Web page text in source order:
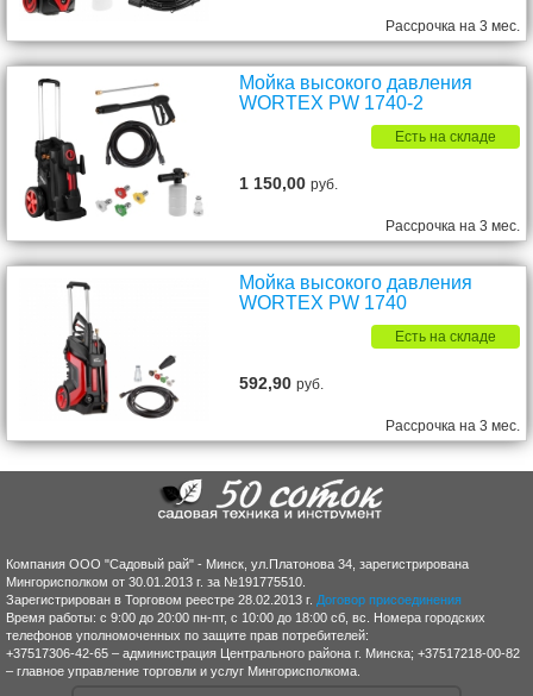
Рассрочка на 3 мес.
Мойка высокого давления
WORTEX PW 1740-2
Есть на складе
1 150,00руб.
Рассрочка на 3 мес.
Мойка высокого давления
WORTEX PW 1740
Есть на складе
592,90руб.
Рассрочка на 3 мес.
Компания ООО "Садовый рай" - Минск, ул.Платонова 34, зарегистрирована
Мингорисполком от 30.01.2013 г. за №191775510.
Зарегистрирован в Торговом реестре 28.02.2013 г. Договор присоединения
Время работы: с 9:00 до 20:00 пн-пт, с 10:00 до 18:00 сб, вс. Номера городских
телефонов уполномоченных по защите прав потребителей:
+37517306-42-65 – администрация Центрального района г. Минска; +37517218-00-82
– главное управление торговли и услуг Мингорисполкома.